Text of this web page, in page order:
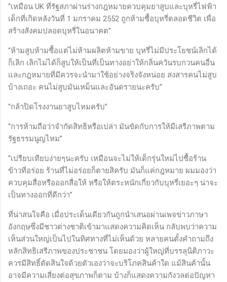
“เหมือน UK ที่รัฐสภาผ่านร่างกฎหมายควบคุมยาสูบและบุหรี่ไฟฟ้า
เด็กที่เกิดหลังวันที่ 1 มกราคม 2552 ถูกห้ามซื้อบุหรี่ตลอดชีวิต เพื่อ
สร้างสังคมปลอดบุหรี่ในอนาคต”
“ห้ามสูบห้ามซื้อแต่ไม่ห้ามผลิตห้ามขาย บุหรี่ไม่มีประโยชน์เลิกได้
ก็เลิก เลิกไม่ได้ก็สูบให้เป็นที่เป็นทางอย่าให้กลิ่นควันรบกวนคนอื่น
และกฎหมายที่มีควรจะนำมาใช้อย่างจริงจังหน่อย สงสารคนไม่สูบ
บ้างเถอะ คนไม่สูบมันเหม็นและอันตรายนะครับ”
“กล้าปิดโรงงานยาสูบไหมครับ”
“การห้ามถือว่าจำกัดสิทธิหรือเปล่า มันขัดกับการให้มีเสรีภาพตาม
รัฐธรรมนูญไหม”
“เปรียบเทียบง่ายๆนะครับ เหมือนจะไม่ให้เด็กรุ่นใหม่ไปซื้อร้าน
ข้าวที่อร่อย ร้านที่ไม่อร่อยก็ตายสิครับ มันก็แค่กฎหมาย ผมมองว่า
ควบคุมสื่อหรือออกสื่อให้ หรือให้ตระหนักเกี่ยวกับบุหรี่เยอะๆ น่าจะ
เป็นทางออกที่ดีกว่า”
ที่น่าสนใจคือ เมื่อประเด็นเดียวกันถูกนำเสนอผ่านเพจข่าวภาษา
อังกฤษซึ่งมีชาวต่างชาติเข้ามาแสดงความคิดเห็น กลับพบว่าความ
เห็นส่วนใหญ่เป็นไปในทิศทางที่ไม่เห็นด้วย หลายคนตั้งคำถามถึง
หลักสิทธิเสรีภาพของประชาชน โดยมองว่าผู้ใหญ่ที่บรรลุนิติภาวะ
ควรมีสิทธิ์ตัดสินใจด้วยตัวเองว่าจะบริโภคสินค้าใด แม้สินค้านั้น
อาจมีความเสี่ยงต่อสุขภาพก็ตาม บ้างก็แสดงความกังวลต่อปัญหา